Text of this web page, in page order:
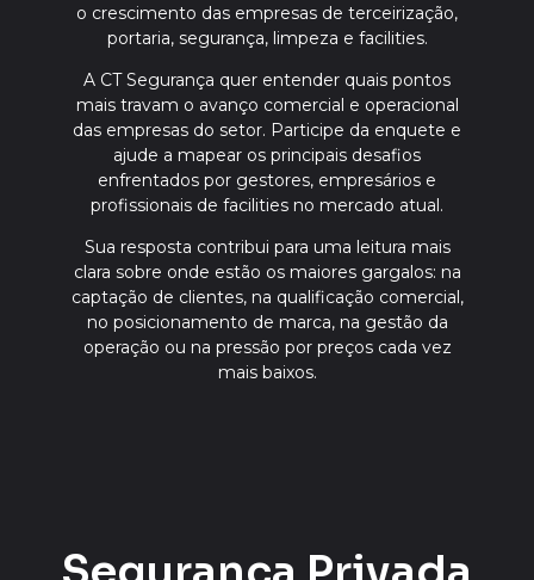
o crescimento das empresas de terceirização,
portaria, segurança, limpeza e facilities.
A CT Segurança quer entender quais pontos
mais travam o avanço comercial e operacional
das empresas do setor. Participe da enquete e
ajude a mapear os principais desafios
enfrentados por gestores, empresários e
profissionais de facilities no mercado atual.
Sua resposta contribui para uma leitura mais
clara sobre onde estão os maiores gargalos: na
captação de clientes, na qualificação comercial,
no posicionamento de marca, na gestão da
operação ou na pressão por preços cada vez
mais baixos.